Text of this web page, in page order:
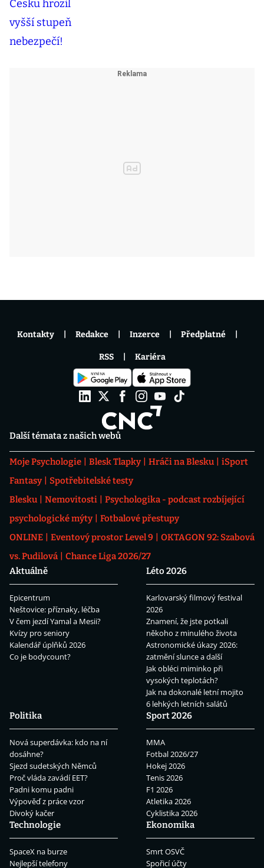
Další témata z našich webů
Moje Psychologie Blesk Tlapky Hráči na Blesku
iSport
Fantasy
Spotřebitelské testy
Blesku
Nemovitosti
Psychologika - podcast rozbíjející
psychologické mýty
Fotbalové přestupy
ONLINE
Eventový prostor Level 9
OKTAGON 92: Szabová
vs. Pudilová
Chance Liga 2026/27
Aktuálně
Epicentrum
Neštovice: příznaky, léčba
V čem jezdí Yamal a Mesii?
Kvízy pro seniory
Kalendář úplňků 2026
Co je bodycount?
Léto 2026
Karlovarský filmový festival
2026
Znamení, že jste potkali
někoho z minulého života
Astronomické úkazy 2026:
zatmění slunce a další
Jak obléci miminko při
vysokých teplotách?
Jak na dokonalé letní mojito
6 lehkých letních salátů
Politika
Nová superdávka: kdo na ní
dosáhne?
Sjezd sudetských Němců
Proč vláda zavádí EET?
Padni komu padni
Výpověď z práce vzor
Divoký kačer
Sport 2026
MMA
Fotbal 2026/27
Hokej 2026
Tenis 2026
F1 2026
Atletika 2026
Cyklistika 2026
Technologie
SpaceX na burze
Nejlepší telefony
Ekonomika
Smrt OSVČ
Spořicí účty
Kontakty Redakce Inzerce Předplatné
RSS Kariéra